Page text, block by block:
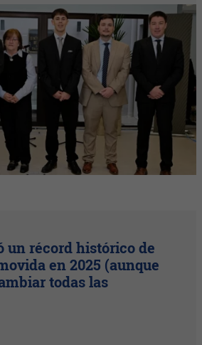
un récord histórico de
en 2025 (aunque
todas las